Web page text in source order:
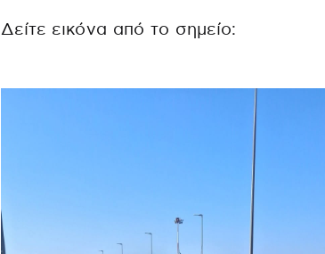
Δείτε εικόνα από το σημείο: